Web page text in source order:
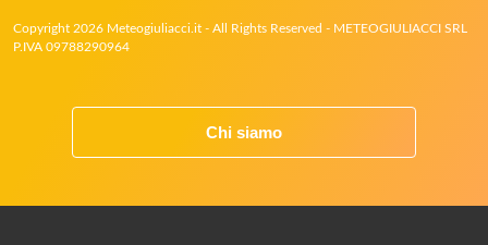
Copyright 2026 Meteogiuliacci.it - All Rights Reserved - METEOGIULIACCI SRL
P.IVA 09788290964
Chi siamo